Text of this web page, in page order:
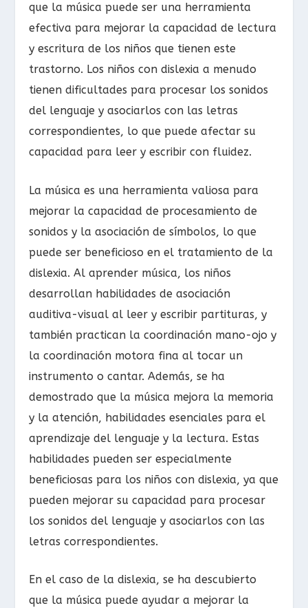
que la música puede ser una herramienta
efectiva para mejorar la capacidad de lectura
y escritura de los niños que tienen este
trastorno. Los niños con dislexia a menudo
tienen dificultades para procesar los sonidos
del lenguaje y asociarlos con las letras
correspondientes, lo que puede afectar su
capacidad para leer y escribir con fluidez.
La música es una herramienta valiosa para
mejorar la capacidad de procesamiento de
sonidos y la asociación de símbolos, lo que
puede ser beneficioso en el tratamiento de la
dislexia. Al aprender música, los niños
desarrollan habilidades de asociación
auditiva-visual al leer y escribir partituras, y
también practican la coordinación mano-ojo y
la coordinación motora fina al tocar un
instrumento o cantar. Además, se ha
demostrado que la música mejora la memoria
y la atención, habilidades esenciales para el
aprendizaje del lenguaje y la lectura. Estas
habilidades pueden ser especialmente
beneficiosas para los niños con dislexia, ya que
pueden mejorar su capacidad para procesar
los sonidos del lenguaje y asociarlos con las
letras correspondientes.
En el caso de la dislexia, se ha descubierto
que la música puede ayudar a mejorar la